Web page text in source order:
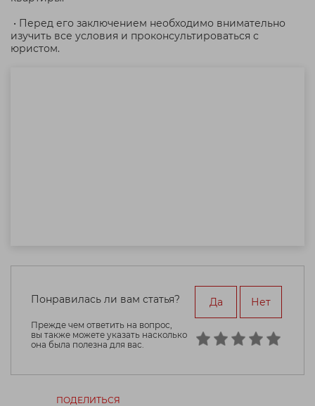
• Перед его заключением необходимо внимательно
изучить все условия и проконсультироваться с
юристом.
Понравилась ли вам статья?
Прежде чем ответить на вопрос,
вы также можете указать насколько
она была полезна для вас.
Да Нет
ПОДЕЛИТЬСЯ